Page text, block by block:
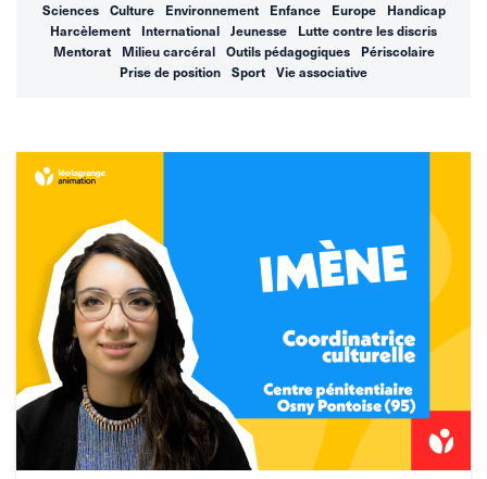
Sciences
Culture Environnement Enfance Europe
Handicap
Harcèlement
International Jeunesse
Lutte contre les discris
Mentorat
Milieu carcéral Outils pédagogiques
Périscolaire
Prise de position
Sport Vie associative